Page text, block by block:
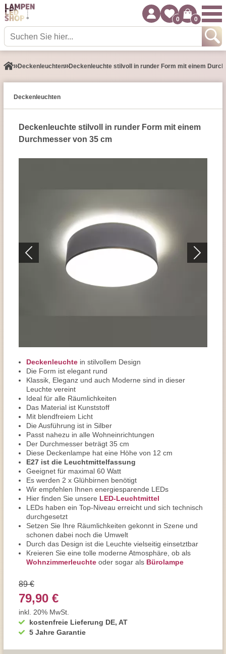
0 0
Decken­leuchten Deckenleuchte stilvoll in runder Form mit einem
Decken­leuchten
Deckenleuchte stilvoll in runder Form mit einem
Durchmesser von 35 cm
Deckenleuchte in stilvollem Design
Die Form ist elegant rund
Klassik, Eleganz und auch Moderne sind in dieser
Leuchte vereint
Ideal für alle Räumlichkeiten
Das Material ist Kunststoff
Mit blendfreiem Licht
Die Ausführung ist in Silber
Passt nahezu in alle Wohneinrichtungen
Der Durchmesser beträgt 35 cm
Diese Deckenlampe hat eine Höhe von 12 cm
E27 ist die Leuchtmittelfassung
Geeignet für maximal 60 Watt
Es werden 2 x Glühbirnen benötigt
Wir empfehlen Ihnen energiesparende LEDs
Hier finden Sie unsere LED-Leuchtmittel
LEDs haben ein Top-Niveau erreicht und sich technisch
durchgesetzt
Setzen Sie Ihre Räumlichkeiten gekonnt in Szene und
schonen dabei noch die Umwelt
Durch das Design ist die Leuchte vielseitig einsetztbar
Kreieren Sie eine tolle moderne Atmosphäre, ob als
Wohnzimmerleuchte oder sogar als Bürolampe
kostenfreie Lieferung DE, AT
5 Jahre Garantie
89 €
79,90 €
inkl. 20% MwSt.